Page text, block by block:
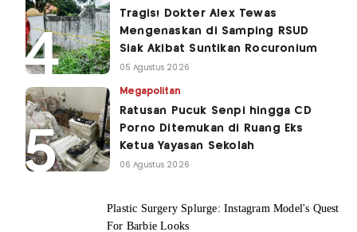
Tragis! Dokter Alex Tewas
Mengenaskan di Samping RSUD
Siak Akibat Suntikan Rocuronium
05 Agustus 2026
Megapolitan
Ratusan Pucuk Senpi hingga CD
Porno Ditemukan di Ruang Eks
Ketua Yayasan Sekolah
06 Agustus 2026